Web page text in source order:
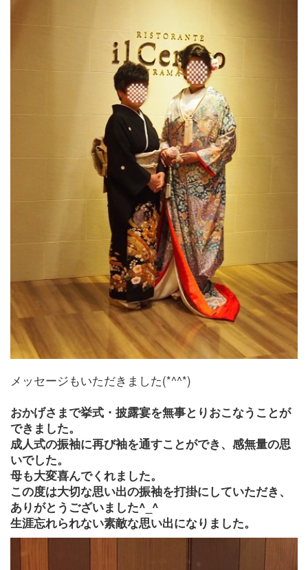
メッセージもいただきました(*^^*)
おかげさまで挙式・披露宴を無事とりおこなうことが
できました。
成人式の振袖に再び袖を通すことができ、感無量の思
いでした。
母も大変喜んでくれました。
この度は大切な思い出の振袖を打掛にしていただき、
ありがとうございました^_^
生涯忘れられない素敵な思い出になりました。